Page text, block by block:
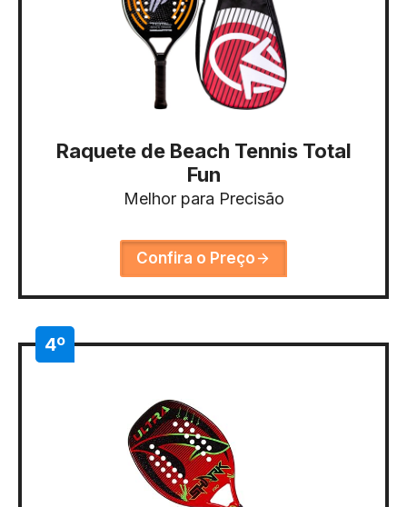
Raquete de Beach Tennis Total
Fun
Melhor para Precisão
Confira o Preço
4º